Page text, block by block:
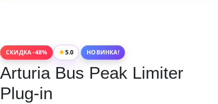
СКИДКА -48% ★5.0 НОВИНКА!
Arturia Bus Peak Limiter
Plug-in